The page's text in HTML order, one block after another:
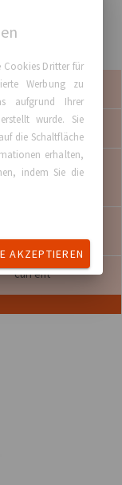
Collection™
xxxx
904647v01
current
Cookies Dritter für
Werbung zu
aufgrund Ihrer
wurde. Sie
die Schaltfläche
erhalten,
indem Sie die
AKZEPTIEREN